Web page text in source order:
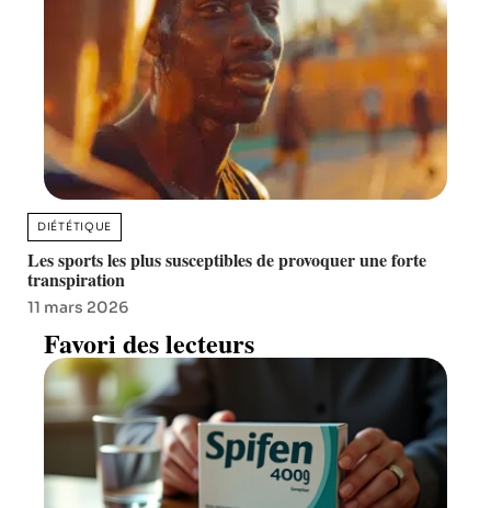
DIÉTÉTIQUE
Les sports les plus susceptibles de provoquer une forte
transpiration
11 mars 2026
Favori des lecteurs